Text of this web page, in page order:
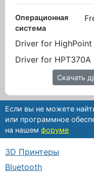
Операционная
система
Driver for HighPoint
Driver for HPT370A
Скачать
Если вы не можете
или программное
на нашем форуме
3D Принтеры
Bluetooth